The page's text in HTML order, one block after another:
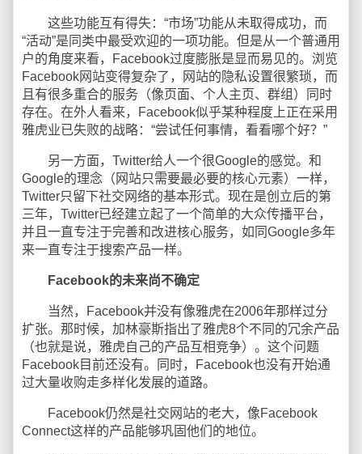
这些功能互有得失：“市场”功能从未取得成功，而
“活动”是同类中最受欢迎的一项功能。但是从一个普通用
户的角度来看，Facebook过度膨胀是显而易见的。浏览
Facebook网站变得复杂了，网站的隐私设置很繁琐，而
且有很多重合的服务（像页面、个人主页、群组）同时
存在。在外人看来，Facebook似乎某种程度上正在采用
雅虎业已失败的战略：“尝试任何事情，看看哪个好？”
另一方面，Twitter给人一个很Google的感觉。和
Google的理念（网站只需要最必要的核心元素）一样，
Twitter只留下社交网络的基本形式。现在是创立后的第
三年，Twitter已经建立起了一个简单的大众传播平台，
并且一直专注于完善和改进核心服务，如同Google多年
来一直专注于搜索产品一样。
Facebook的未来尚不确定
当然，Facebook并没有像雅虎在2006年那样过分
扩张。那时候，加林豪斯指出了雅虎8个不同的冗余产品
（也就是说，雅虎自己的产品互相竞争）。这个问题
Facebook目前还没有。同时，Facebook也没有开始通
过大量收购走多样化发展的道路。
Facebook仍然是社交网站的老大，像Facebook
Connect这样的产品能够巩固他们的地位。